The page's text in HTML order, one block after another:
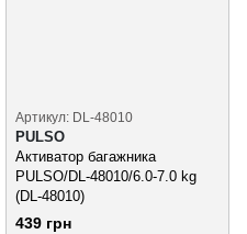
Артикул: DL-48010
PULSO
Активатор багажника
PULSO/DL-48010/6.0-7.0 kg
(DL-48010)
439 грн